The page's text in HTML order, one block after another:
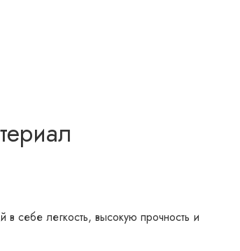
в себе легкость, высокую прочность и
в различных отраслях